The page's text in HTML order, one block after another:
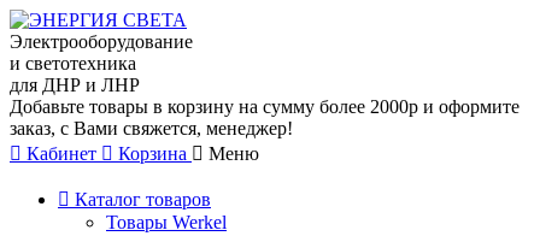
Электрооборудование
и светотехника
для ДНР и ЛНР
Добавьте товары в корзину на сумму более 2000р и оформите
заказ, с Вами свяжется, менеджер!
Кабинет
Корзина Меню
Каталог товаров
Товары Werkel